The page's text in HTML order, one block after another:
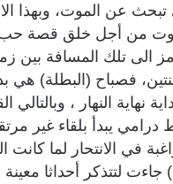
تبحث عن الموت، وبهذا
من أجل خلق قصة
الى تلك المسافة بين
فصباح (البطلة) هي
نهاية النهار ، وبالتالي
يبدأ بلقاء غير
في الانتحار لما كانت
لتتذكر أحداثا معينة